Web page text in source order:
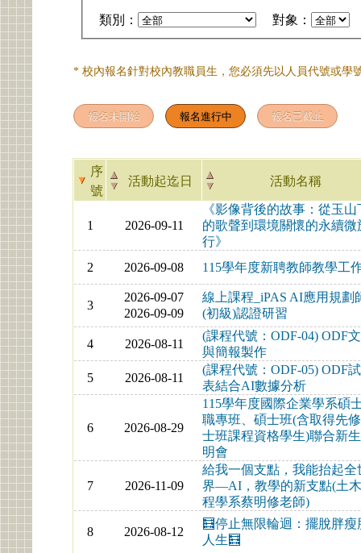
類別： 對象：
* 校內報名針對校內教職員生，您必須先以人員代號或學
序
號
活動起迄日 活動名稱
1 2026-09-11
《影像背後的故事：從玉山
的歌聲到環境關懷的永續微
行》
2
2026-09-08 115學年度新聘教師教學工
3
2026-09-07
2026-09-09
線上課程_iPAS AI應用規劃
(初級)認證研習
4 2026-08-11
(課程代號：ODF-04) ODF
與簡報製作
5
2026-08-11
(課程代號：ODF-05) ODF
表結合AI數據分析
6 2026-08-29
115學年度國際企業學系碩
職專班、碩士班(含取得先
士班課程資格學生)聯合新
明會
7 2026-11-09
給我一個支點，我能抬起全
界—AI，教學的新支點(土
程學系蔡明修老師)
8 2026-08-12
🧮停止無限輪迴：擺脫胖瘦
人生🧮